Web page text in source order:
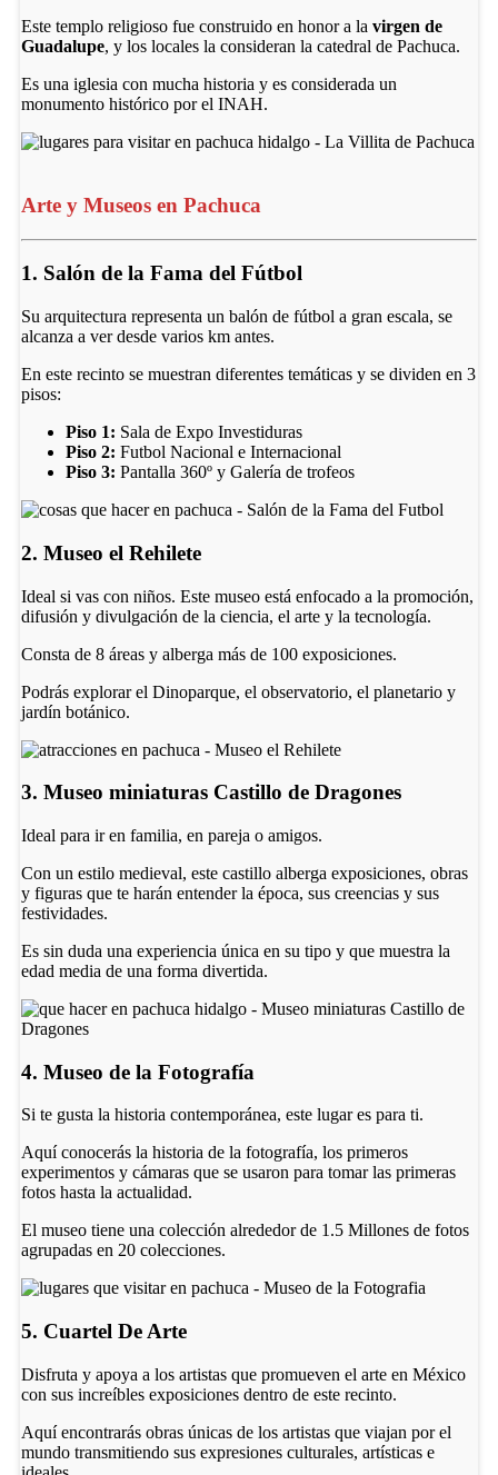
Este templo religioso fue construido en honor a la virgen de
Guadalupe, y los locales la consideran la catedral de Pachuca.
Es una iglesia con mucha historia y es considerada un
monumento histórico por el INAH.
Arte y Museos en Pachuca
1. Salón de la Fama del Fútbol
Su arquitectura representa un balón de fútbol a gran escala, se
alcanza a ver desde varios km antes.
En este recinto se muestran diferentes temáticas y se dividen en 3
pisos:
Piso 1: Sala de Expo Investiduras
Piso 2: Futbol Nacional e Internacional
Piso 3: Pantalla 360º y Galería de trofeos
2. Museo el Rehilete
Ideal si vas con niños. Este museo está enfocado a la promoción,
difusión y divulgación de la ciencia, el arte y la tecnología.
Consta de 8 áreas y alberga más de 100 exposiciones.
Podrás explorar el Dinoparque, el observatorio, el planetario y
jardín botánico.
3. Museo miniaturas Castillo de Dragones
Ideal para ir en familia, en pareja o amigos.
Con un estilo medieval, este castillo alberga exposiciones, obras
y figuras que te harán entender la época, sus creencias y sus
festividades.
Es sin duda una experiencia única en su tipo y que muestra la
edad media de una forma divertida.
4. Museo de la Fotografía
Si te gusta la historia contemporánea, este lugar es para ti.
Aquí conocerás la historia de la fotografía, los primeros
experimentos y cámaras que se usaron para tomar las primeras
fotos hasta la actualidad.
El museo tiene una colección alrededor de 1.5 Millones de fotos
agrupadas en 20 colecciones.
5. Cuartel De Arte
Disfruta y apoya a los artistas que promueven el arte en México
con sus increíbles exposiciones dentro de este recinto.
Aquí encontrarás obras únicas de los artistas que viajan por el
mundo transmitiendo sus expresiones culturales, artísticas e